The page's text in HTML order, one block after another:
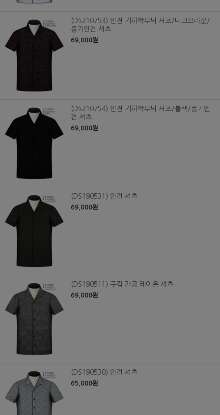
(DS210753) 인견 기하학무늬 셔츠/다크브라운/
풍기인견 셔츠
69,000원
(DS210754) 인견 기하학무늬 셔츠/블랙/풍기인
견 셔츠
69,000원
(DS190531) 인견 셔츠
69,000원
(DS190511) 구김 가공 레이온 셔츠
69,000원
(DS190530) 인견 셔츠
65,000원